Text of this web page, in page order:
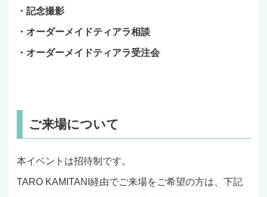
・記念撮影
・オーダーメイドティアラ相談
・オーダーメイドティアラ受注会
ご来場について
本イベントは招待制です。
TARO KAMITANI経由でご来場をご希望の方は、下記